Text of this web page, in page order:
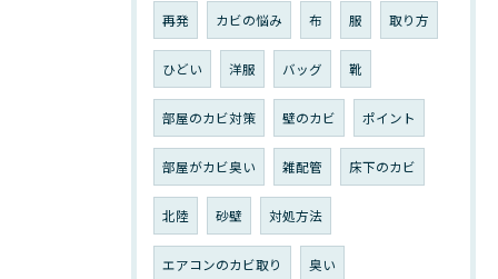
再発 カビの悩み 布 服 取り方
ひどい 洋服 バッグ 靴
部屋のカビ対策 壁のカビ ポイント
部屋がカビ臭い 雑配管 床下のカビ
北陸 砂壁 対処方法
エアコンのカビ取り 臭い